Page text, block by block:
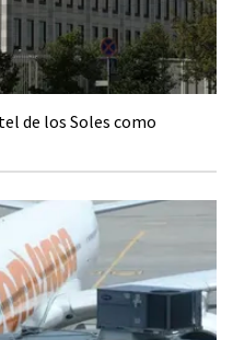
de los Soles como